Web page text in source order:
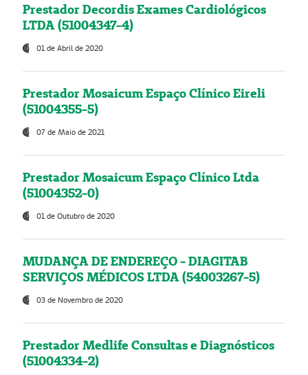
Prestador Decordis Exames Cardiológicos
LTDA (51004347-4)
01 de Abril de 2020
Prestador Mosaicum Espaço Clínico Eireli
(51004355-5)
07 de Maio de 2021
Prestador Mosaicum Espaço Clínico Ltda
(51004352-0)
01 de Outubro de 2020
MUDANÇA DE ENDEREÇO - DIAGITAB
SERVIÇOS MÉDICOS LTDA (54003267-5)
03 de Novembro de 2020
Prestador Medlife Consultas e Diagnósticos
(51004334-2)